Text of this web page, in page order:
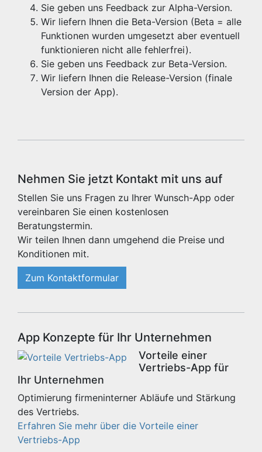
Sie geben uns Feedback zur Alpha-Version.
Wir liefern Ihnen die Beta-Version (Beta = alle
Funktionen wurden umgesetzt aber eventuell
funktionieren nicht alle fehlerfrei).
Sie geben uns Feedback zur Beta-Version.
Wir liefern Ihnen die Release-Version (finale
Version der App).
Nehmen Sie jetzt Kontakt mit uns auf
Stellen Sie uns Fragen zu Ihrer Wunsch-App oder
vereinbaren Sie einen kostenlosen
Beratungstermin.
Wir teilen Ihnen dann umgehend die Preise und
Konditionen mit.
Zum Kontaktformular
App Konzepte für Ihr Unternehmen
Vorteile einer
Vertriebs-App für
Ihr Unternehmen
Optimierung firmeninterner Abläufe und Stärkung
des Vertriebs.
Erfahren Sie mehr über die Vorteile einer
Vertriebs-App